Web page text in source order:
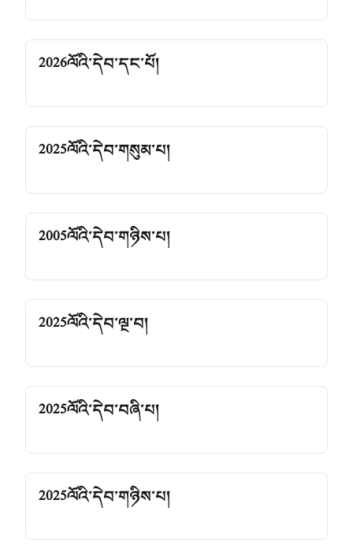
2026ལོའི་དེབ་དང་པོ།
2025ལོའི་དེབ་གསུམ་པ།
2005ལོའི་དེབ་གཉིས་པ།
2025ལོའི་དེབ་ལྔ་བ།
2025ལོའི་དེབ་བཞི་པ།
2025ལོའི་དེབ་གཉིས་པ།